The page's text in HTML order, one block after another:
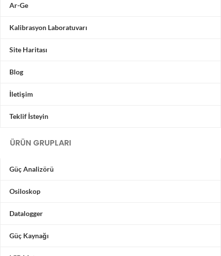
Ar-Ge
Kalibrasyon Laboratuvarı
Site Haritası
Blog
İletişim
Teklif İsteyin
ÜRÜN GRUPLARI
Güç Analizörü
Osiloskop
Datalogger
Güç Kaynağı